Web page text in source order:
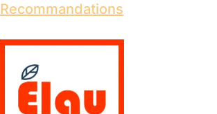
Recommandations